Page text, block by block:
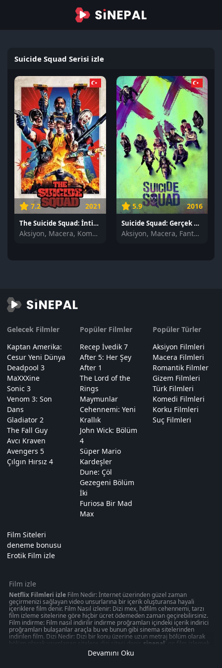
Suicide Squad Serisi izle
7.2 2021
The Suicide Squad: İntihar Timi izle
Aksiyon, Macera, Komedi
5.9 2016
Suicide Squad: Gerçek Kötüler izle
Aksiyon, Macera, Fantastik
Gelecek Filmler
Kaptan Amerika:
Cesur Yeni Dünya
Deadpool 3
MaXXXine
Sonic 3
Venom 3: Son
Dans
Gladiator 2
The Fall Guy
Avcı Kraven
Avengers 5
Çılgın Hırsız 4
Popüler Filmler
Recep İvedik 7
After 5: Her Şey
After 1
The Lord of the
Rings
Maymunlar
Cehennemi: Yeni
Krallık
John Wick: Bölüm
4
Süper Mario
Kardeşler
Dune: Çöl
Gezegeni Bölüm
İki
Furiosa Bir Mad
Max
Popüler Türler
Aksiyon Filmleri
Macera Filmleri
Romantik Filmler
Gizem Filmleri
Türk Filmleri
Komedi Filmleri
Korku Filmleri
Suç Filmleri
Film Siteleri
deneme bonusu
Erotik Film izle
Film izle
Netflix Filmleri izleFilm Nedir: İnternet üzerinden güzel zaman
geçirmenizi sağlayan video unsurlarına bir içerik oluşturansa hayali
içeriklere film denir. Film Nasıl izlenir: Dizi mex, hdfilm cehennemi, tarzı
film izleme sitelerine göre hiçbir ücret ödemeden zaman geçirebilirsiniz.
Film indirme: Film nasıl indirilir indirme proğramları içindeki içerik indirici
proğramları bulaşanlar araçla bu ve bunun gibi sinema sitelerinden
indirilen film. Dizi Nedir: Dizi bir konu üzerine uzun metraj bölüm olarak
bölüm olarak yayınlanan sitelere dizi sitesi denir. sinepal' on film izlemek
50 kategoride " türkçeyle ilgili olabilecek 1080p kalitede aksiyon, macera
oyunu izmek can verebilir. Akşam gibi ziyaretinizi nasıl değerlendirdiğinizi
Devamını Oku